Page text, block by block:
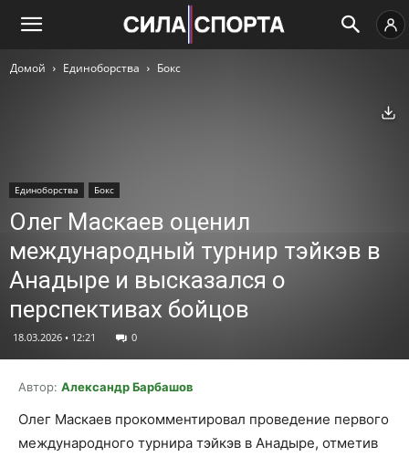
Домой Единоборства Бокс
Единоборства Бокс
Олег Маскаев оценил
международный турнир тэйкэв в
Анадыре и высказался о
перспективах бойцов
18.03.2026 • 12:21 0
Автор: Александр Барбашов
Олег Маскаев прокомментировал проведение первого
международного турнира тэйкэв в Анадыре, отметив